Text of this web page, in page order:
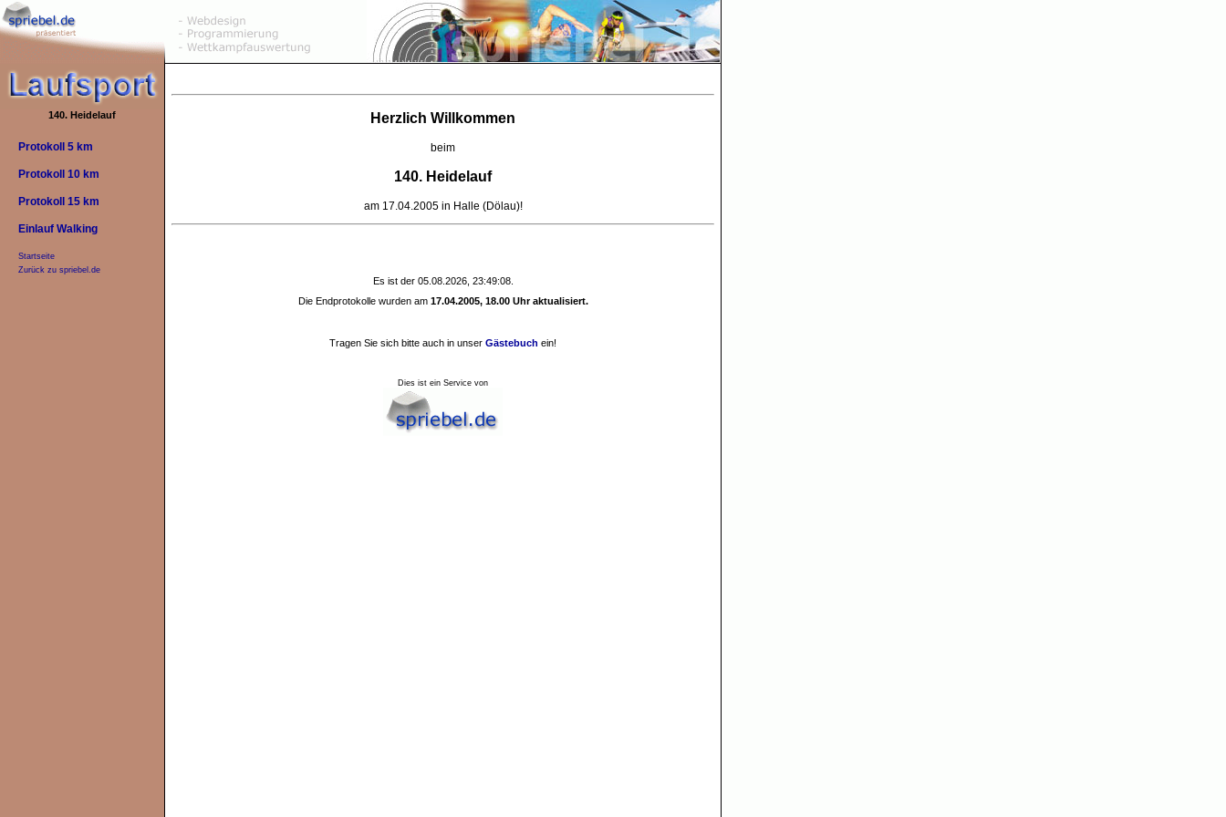
140. Heidelauf
Protokoll 5 km
Protokoll 10 km
Protokoll 15 km
Einlauf Walking
Startseite
Zurück zu spriebel.de
Herzlich Willkommen
beim
140. Heidelauf
am 17.04.2005 in Halle (Dölau)!
Es ist der 05.08.2026, 23:49:08.
Die Endprotokolle wurden am 17.04.2005, 18.00 Uhraktualisiert.
Tragen Sie sich bitte auch in unser Gästebuch ein!
Dies ist ein Service von